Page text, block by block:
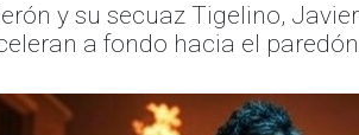
y su secuaz Tigelino,
a fondo hacia el